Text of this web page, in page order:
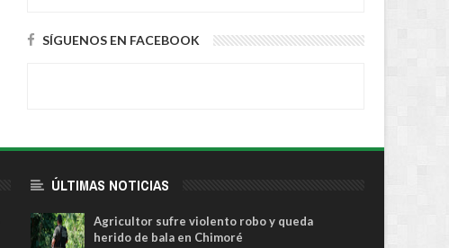
SÍGUENOS EN FACEBOOK
ÚLTIMAS NOTICIAS
Agricultor sufre violento robo y queda
herido de bala en Chimoré